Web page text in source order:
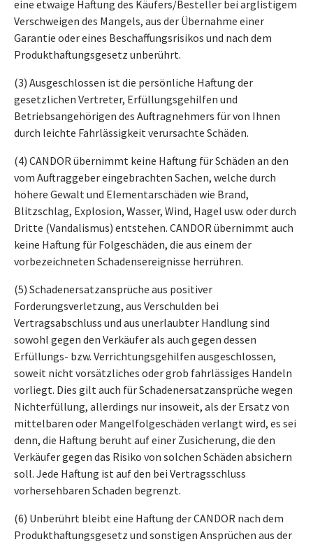
eine etwaige Haftung des Käufers/Besteller bei arglistigem
Verschweigen des Mangels, aus der Übernahme einer
Garantie oder eines Beschaffungsrisikos und nach dem
Produkthaftungsgesetz unberührt.
(3) Ausgeschlossen ist die persönliche Haftung der
gesetzlichen Vertreter, Erfüllungsgehilfen und
Betriebsangehörigen des Auftragnehmers für von Ihnen
durch leichte Fahrlässigkeit verursachte Schäden.
(4) CANDOR übernimmt keine Haftung für Schäden an den
vom Auftraggeber eingebrachten Sachen, welche durch
höhere Gewalt und Elementarschäden wie Brand,
Blitzschlag, Explosion, Wasser, Wind, Hagel usw. oder durch
Dritte (Vandalismus) entstehen. CANDOR übernimmt auch
keine Haftung für Folgeschäden, die aus einem der
vorbezeichneten Schadensereignisse herrühren.
(5) Schadenersatzansprüche aus positiver
Forderungsverletzung, aus Verschulden bei
Vertragsabschluss und aus unerlaubter Handlung sind
sowohl gegen den Verkäufer als auch gegen dessen
Erfüllungs- bzw. Verrichtungsgehilfen ausgeschlossen,
soweit nicht vorsätzliches oder grob fahrlässiges Handeln
vorliegt. Dies gilt auch für Schadenersatzansprüche wegen
Nichterfüllung, allerdings nur insoweit, als der Ersatz von
mittelbaren oder Mangelfolgeschäden verlangt wird, es sei
denn, die Haftung beruht auf einer Zusicherung, die den
Verkäufer gegen das Risiko von solchen Schäden absichern
soll. Jede Haftung ist auf den bei Vertragsschluss
vorhersehbaren Schaden begrenzt.
(6) Unberührt bleibt eine Haftung der CANDOR nach dem
Produkthaftungsgesetz und sonstigen Ansprüchen aus der